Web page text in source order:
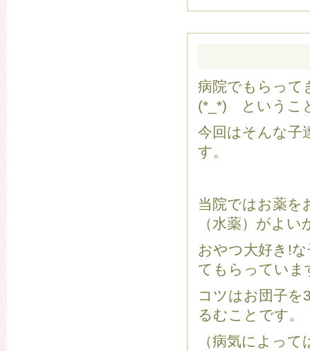
病院でもらって
(*_*) というこ
今回はそんな子
す。
当院ではお薬を
（水薬）がよ
おやつ大好き!
てもらっていま
コツはお団子を
るむことです。
（病気によっ